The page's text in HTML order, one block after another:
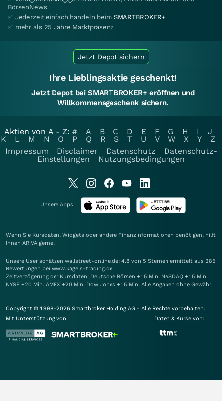
BörsenNews
✅ Jederzeit einfach handeln beim SMARTBROKER+
✅ mehr als 25 Jahre Marktpräsenz
Jetzt Depot sichern
Ihre Lieblingsaktie geschenkt!
Jetzt Depot bei SMARTBROKER+ eröffnen und
Willkommensgeschenk sichern.
Aktien von A - Z: # A B C D E F G H I
J
K
L M N O P Q R S T U V W X Y
Z
Impressum
Disclaimer Datenschutz
Datenschutz-
Einstellungen
Nutzungsbedingungen
Unsere Apps:
Wenn Sie Kursdaten, Widgets oder andere Finanzinformationen benötigen, hilft
Ihnen ARIVA gerne.
Unsere User schätzen wallstreet-online.de: 4.8 von 5 Sternen ermittelt aus 285
Bewertungen bei www.kagels-trading.de
Zeitverzögerung der Kursdaten: Deutsche Börsen +15 Min. NASDAQ +15 Min.
NYSE +20 Min. AMEX +20 Min. Dow Jones +15 Min. Alle Angaben ohne Gewähr.
Copyright © 1998-2026 Smartbroker Holding AG - Alle Rechte vorbehalten.
Mit Unterstützung von:
Daten & Kurse von: